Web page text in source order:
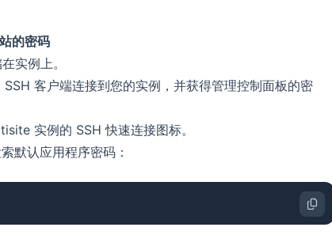
的密码
实例上。
客户端连接到您的实例，并获得管理控制面板的密
实例的 SSH 快速连接图标。
默认应用程序密码：